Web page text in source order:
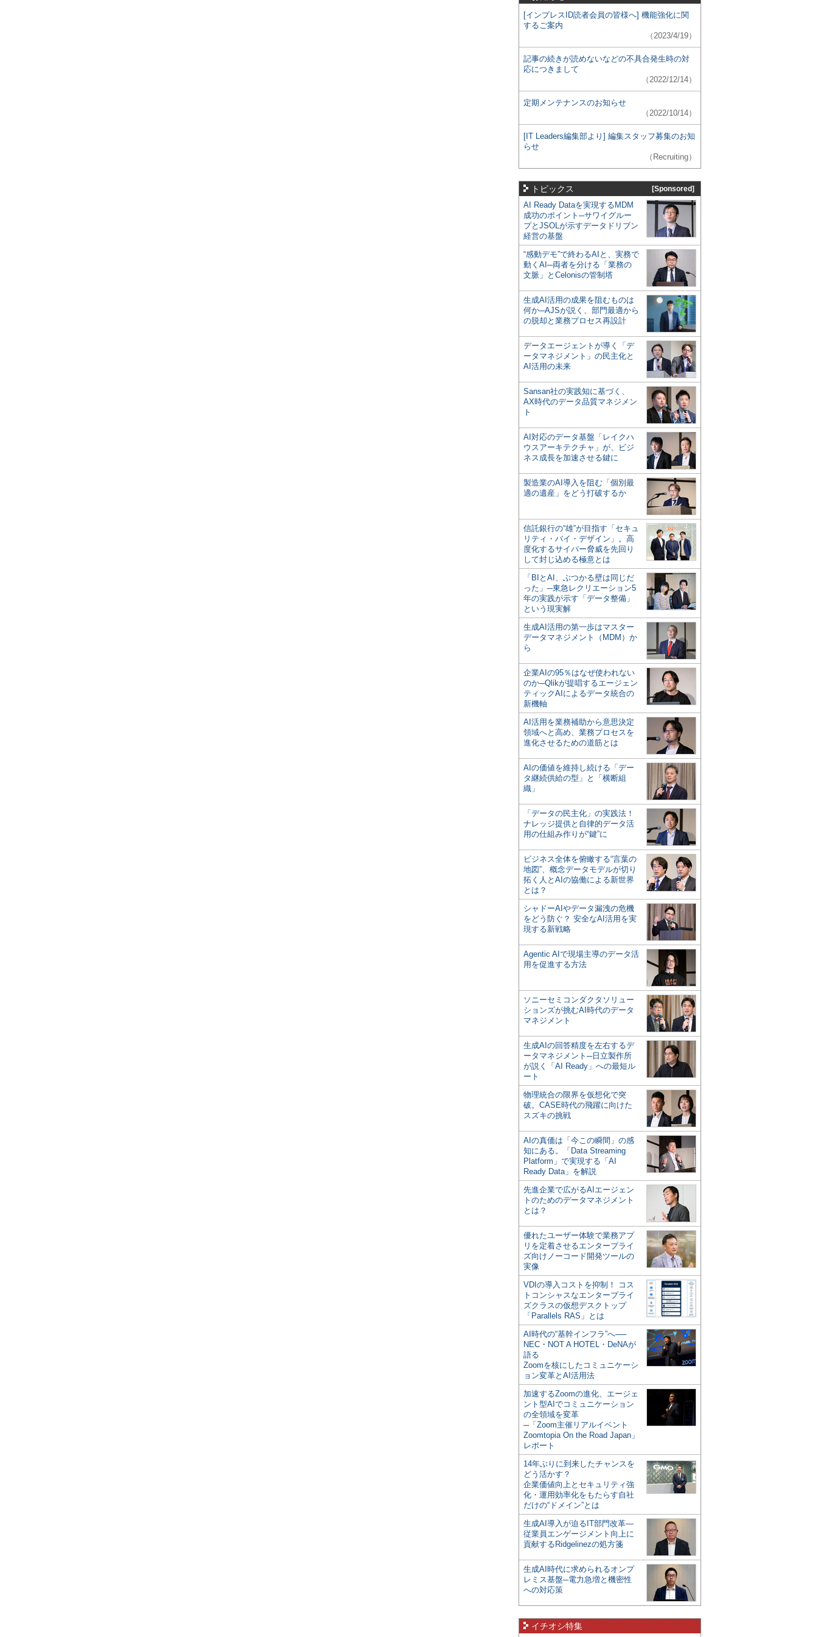
[インプレスID読者会員の皆様へ] 機能強化に関
するご案内
（2023/4/19）
記事の続きが読めないなどの不具合発生時の対
応につきまして
（2022/12/14）
定期メンテナンスのお知らせ
（2022/10/14）
[IT Leaders編集部より] 編集スタッフ募集のお知
らせ
（Recruiting）
トピックス [Sponsored]
AI Ready Dataを実現するMDM
成功のポイント─サワイグルー
プとJSOLが示すデータドリブン
経営の基盤
“感動デモ”で終わるAIと、実務で
動くAI─両者を分ける「業務の
文脈」とCelonisの管制塔
生成AI活用の成果を阻むものは
何か─AJSが説く、部門最適から
の脱却と業務プロセス再設計
データエージェントが導く「デ
ータマネジメント」の民主化と
AI活用の未来
Sansan社の実践知に基づく、
AX時代のデータ品質マネジメン
ト
AI対応のデータ基盤「レイクハ
ウスアーキテクチャ」が、ビジ
ネス成長を加速させる鍵に
製造業のAI導入を阻む「個別最
適の遺産」をどう打破するか
信託銀行の“雄”が目指す「セキュ
リティ・バイ・デザイン」。高
度化するサイバー脅威を先回り
して封じ込める極意とは
「BIとAI、ぶつかる壁は同じだ
った」─東急レクリエーション5
年の実践が示す「データ整備」
という現実解
生成AI活用の第一歩はマスター
データマネジメント（MDM）か
ら
企業AIの95％はなぜ使われない
のか─Qlikが提唱するエージェン
ティックAIによるデータ統合の
新機軸
AI活用を業務補助から意思決定
領域へと高め、業務プロセスを
進化させるための道筋とは
AIの価値を維持し続ける「デー
タ継続供給の型」と「横断組
織」
「データの民主化」の実践法！
ナレッジ提供と自律的データ活
用の仕組み作りが“鍵”に
ビジネス全体を俯瞰する“言葉の
地図”、概念データモデルが切り
拓く人とAIの協働による新世界
とは？
シャドーAIやデータ漏洩の危機
をどう防ぐ？ 安全なAI活用を実
現する新戦略
Agentic AIで現場主導のデータ活
用を促進する方法
ソニーセミコンダクタソリュー
ションズが挑むAI時代のデータ
マネジメント
生成AIの回答精度を左右するデ
ータマネジメント─日立製作所
が説く「AI Ready」への最短ル
ート
物理統合の限界を仮想化で突
破。CASE時代の飛躍に向けた
スズキの挑戦
AIの真価は「今この瞬間」の感
知にある。「Data Streaming
Platform」で実現する「AI
Ready Data」を解説
先進企業で広がるAIエージェン
トのためのデータマネジメント
とは？
優れたユーザー体験で業務アプ
リを定着させるエンタープライ
ズ向けノーコード開発ツールの
実像
VDIの導入コストを抑制！ コス
トコンシャスなエンタープライ
ズクラスの仮想デスクトップ
「Parallels RAS」とは
AI時代の“基幹インフラ”へ──
NEC・NOT A HOTEL・DeNAが
語る
Zoomを核にしたコミュニケーシ
ョン変革とAI活用法
加速するZoomの進化、エージェ
ント型AIでコミュニケーション
の全領域を変革
─「Zoom主催リアルイベント
Zoomtopia On the Road Japan」
レポート
14年ぶりに到来したチャンスを
どう活かす？
企業価値向上とセキュリティ強
化・運用効率化をもたらす自社
だけの“ドメイン”とは
生成AI導入が迫るIT部門改革―
従業員エンゲージメント向上に
貢献するRidgelinezの処方箋
生成AI時代に求められるオンプ
レミス基盤─電力急増と機密性
への対応策
イチオシ特集